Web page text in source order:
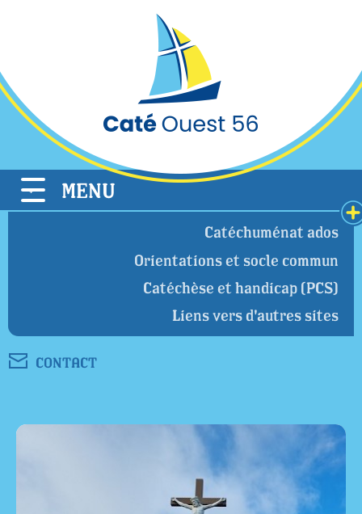
MENU
Catéchuménat ados
Orientations et socle commun
Catéchèse et handicap (PCS)
Liens vers d'autres sites
CONTACT